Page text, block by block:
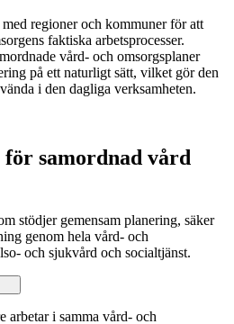
regioner och kommuner för att
faktiska arbetsprocesser.
vård- och omsorgsplaner
på ett naturligt sätt, vilket gör den
i den dagliga verksamheten.
samordnad vård
stödjer gemensam planering, säker
genom hela vård- och
och sjukvård och socialtjänst.
arbetar i samma vård- och